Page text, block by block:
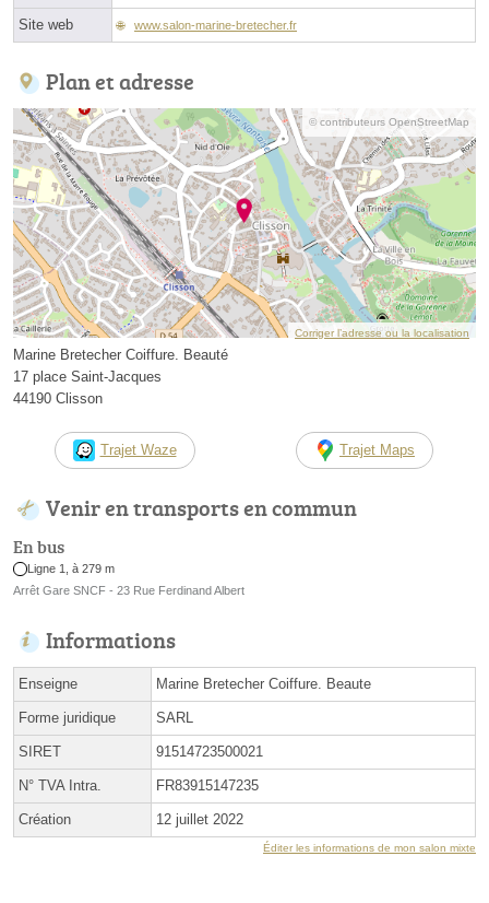
Site web www.salon-marine-bretecher.fr
Plan et adresse
© contributeurs OpenStreetMap
Corriger l’adresse ou la localisation
Marine Bretecher Coiffure. Beauté
17 place Saint-Jacques
44190 Clisson
Trajet Waze Trajet Maps
Venir en transports en commun
En bus
Ligne 1, à 279 m
Arrêt Gare SNCF - 23 Rue Ferdinand Albert
Informations
Enseigne Marine Bretecher Coiffure. Beaute
Forme juridique SARL
SIRET 91514723500021
N° TVA Intra. FR83915147235
Création 12 juillet 2022
Éditer les informations de mon salon mixte